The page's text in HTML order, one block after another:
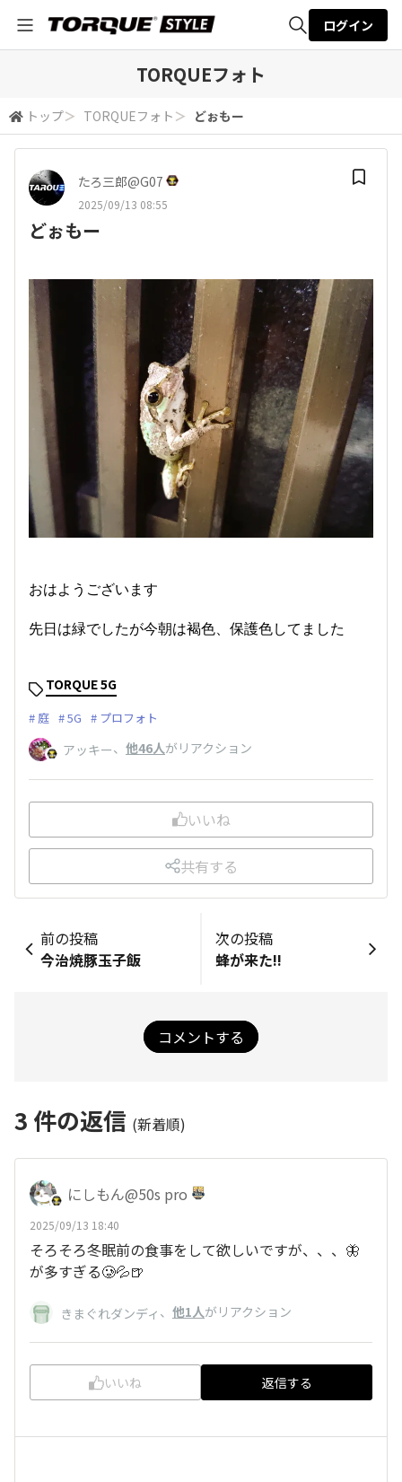
検索
ログイン
TORQUEフォト
トップ＞ TORQUEフォト ＞ どぉもー
たろ三郎@G07
2025/09/13 08:55
どぉもー
おはようございます
先日は緑でしたが今朝は褐色、保護色してました
TORQUE 5G
庭 5G プロフォト
アッキー、 他46人がリアクション
いいね
共有する
前の投稿
今治焼豚玉子飯
次の投稿
蜂が来た!!
コメントする
3 件の返信 (新着順)
にしもん@50s pro
2025/09/13 18:40
そろそろ冬眠前の食事をして欲しいですが、、、🦋
が多すぎる🥲💦🍺
きまぐれダンディ 、 他1人がリアクション
いいね 返信する